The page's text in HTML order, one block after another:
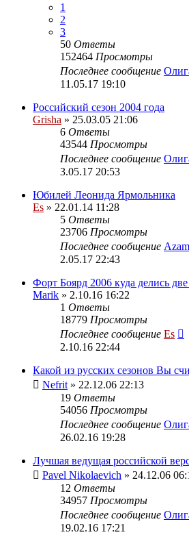
1
2
3
50 Ответы
152464 Просмотры
Последнее сообщение
11.05.17 19:10
Российский сезон 2004 года
Grisha » 25.03.05 21:06
6 Ответы
43544 Просмотры
Последнее сообщение
3.05.17 20:53
Юбилей Леонида Ярмольника
Es » 22.01.14 11:28
5 Ответы
23706 Просмотры
Последнее сообщение
2.05.17 22:43
Форт Боярд 2006 куда делись
Marik » 2.10.16 16:22
1 Ответы
18779 Просмотры
Последнее сообщение Es
2.10.16 22:44
Какой из русских сезонов Вы
Nefrit » 22.12.06 22:13
19 Ответы
54056 Просмотры
Последнее сообщение
26.02.16 19:28
Лучшая ведущая российской
Pavel Nikolaevich » 24.12.06
12 Ответы
34957 Просмотры
Последнее сообщение
19.02.16 17:21